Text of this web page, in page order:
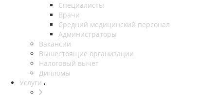
Специалисты
Врачи
Средний медицинский персонал
Администраторы
Вакансии
Вышестоящие организации
Налоговый вычет
Дипломы
Услуги